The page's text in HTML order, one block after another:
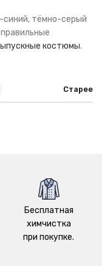
синий, тёмно-серый
костюмы.
Старее
Бесплатная
химчистка
при покупке.